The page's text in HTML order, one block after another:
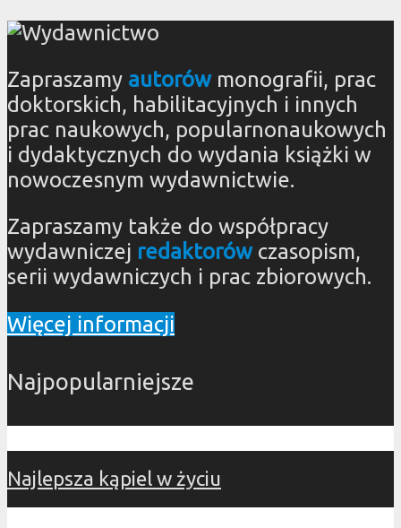
Zapraszamy autorówmonografii, prac
doktorskich, habilitacyjnych i innych
prac naukowych, popularnonaukowych
i dydaktycznych do wydania książki w
nowoczesnym wydawnictwie.
Zapraszamy także do współpracy
wydawniczej redaktorówczasopism,
serii wydawniczych i prac zbiorowych.
Więcej informacji
Najpopularniejsze
Najlepsza kąpiel w życiu